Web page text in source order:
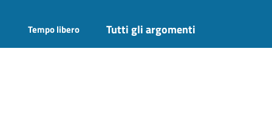
Tempo libero Tutti gli argomenti